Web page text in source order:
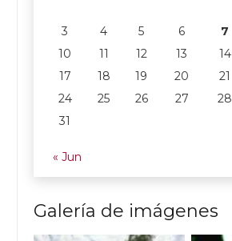
3
4 5 6 7
10
11 12 13 14
17
18 19 20 21
24
25 26 27 28
31
« Jun
Galería de imágenes